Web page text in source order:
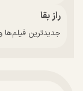
راز بقا
جدیدترین